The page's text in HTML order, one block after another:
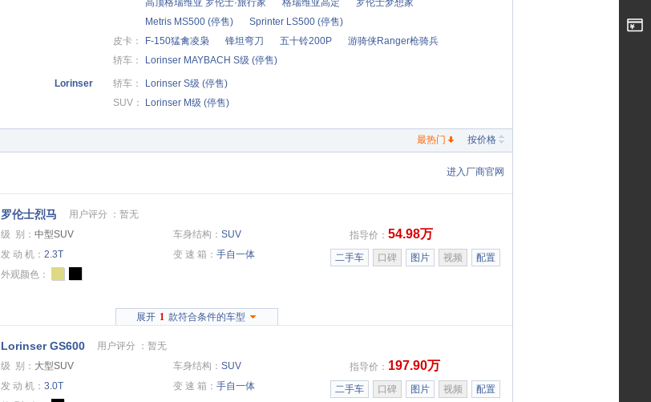
高顶格瑞维亚 罗伦士·旅行家
格瑞维亚高定
罗伦士梦想家
Metris MS500 (停售)
Sprinter LS500 (停售)
皮卡：
F-150猛禽凌枭 锋坦弯刀 五十铃200P
游骑侠Ranger枪骑兵
轿车：
Lorinser MAYBACH S级 (停售)
Lorinser 轿车：
Lorinser S级 (停售)
SUV：
Lorinser M级 (停售)
最热门 按价格
进入厂商官网
罗伦士烈马 用户评分 ： 暂无
级 别： 中型SUV 车身结构： SUV
发 动 机： 2.3T 变 速 箱： 手自一体
外观颜色：
指导价： 54.98万
二手车 口碑 图片 视频 配置
展开 1 款符合条件的车型
Lorinser GS600 用户评分 ： 暂无
级 别： 大型SUV 车身结构： SUV
发 动 机： 3.0T 变 速 箱： 手自一体
指导价： 197.90万
二手车 口碑 图片 视频 配置